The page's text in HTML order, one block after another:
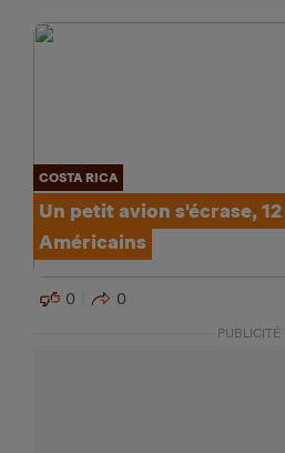
COSTA RICA
Un petit avion s'écrase,
Américains
0 0
PUBLICITÉ